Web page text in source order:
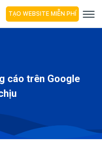
TẠO WEBSITE MIỄN PHÍ
cáo trên Google